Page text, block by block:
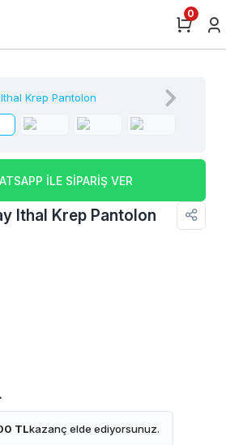
0
İLE SİPARİŞ VER
Ithal Krep Pantolon
TLkazanç elde ediyorsunuz.